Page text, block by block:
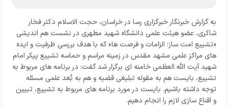
به گزارش خبرنگارخبرگزاری رسا در خراسان، حجت الاسلام دکتر فخار
شاکری، عضو هیئت علمی دانشگاه شهید مطهری در نشست هم اندیشی
«تشییع امت ساز؛ الزامات و فرصت ها» که با هدف بررسی ظرفیت و ایده
های مراکز علمی مشهد مقدس در زمینه مراسم و حماسه تشییع پیکر امام
شهید آیت الله العظمی خامنه ای برگزار شد گفت: در برنامه های مربوط به
تشییع، بایست هم به مقوله تبلیغی قضیه و هم به بُعد علمی مسئله
توجه داشته باشیم. بایست در مورد برنامه های مربوط به تشییع، تبیین
و اقناع سازی لازم را انجام دهیم.